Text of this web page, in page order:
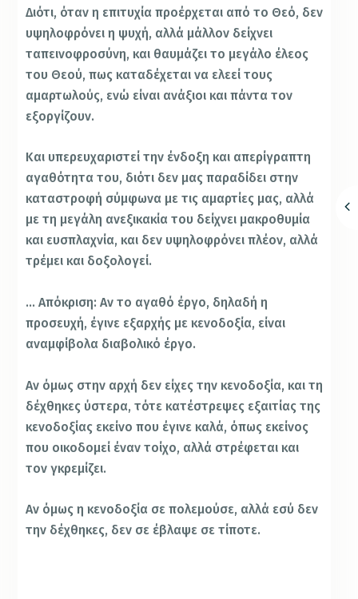
Διότι, όταν η επιτυχία προέρχεται από το Θεό, δεν
υψηλοφρόνει η ψυχή, αλλά μάλλον δείχνει
ταπεινοφροσύνη, και θαυμάζει το μεγάλο έλεος
του Θεού, πως καταδέχεται να ελεεί τους
αμαρτωλούς, ενώ είναι ανάξιοι και πάντα τον
εξοργίζουν.
Και υπερευχαριστεί την ένδοξη και απερίγραπτη
αγαθότητα του, διότι δεν μας παραδίδει στην
καταστροφή σύμφωνα με τις αμαρτίες μας, αλλά
με τη μεγάλη ανεξικακία του δείχνει μακροθυμία
και ευσπλαχνία, και δεν υψηλοφρόνει πλέον, αλλά
τρέμει και δοξολογεί.
… Απόκριση: Αν το αγαθό έργο, δηλαδή η
προσευχή, έγινε εξαρχής με κενοδοξία, είναι
αναμφίβολα διαβολικό έργο.
Αν όμως στην αρχή δεν είχες την κενοδοξία, και τη
δέχθηκες ύστερα, τότε κατέστρεψες εξαιτίας της
κενοδοξίας εκείνο που έγινε καλά, όπως εκείνος
που οικοδομεί έναν τοίχο, αλλά στρέφεται και
τον γκρεμίζει.
Αν όμως η κενοδοξία σε πολεμούσε, αλλά εσύ δεν
την δέχθηκες, δεν σε έβλαψε σε τίποτε.